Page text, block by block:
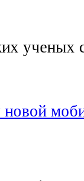
ученых
новой